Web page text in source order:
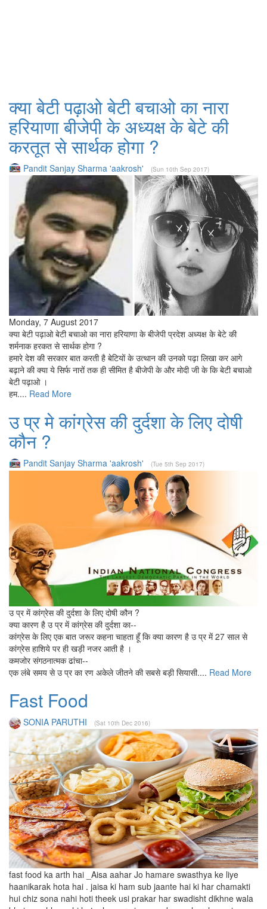
क्या बेटी पढ़ाओ बेटी बचाओ का नारा
हरियाणा बीजेपी के अध्यक्ष के बेटे की
करतूत से सार्थक होगा ?
Pandit Sanjay Sharma 'aakrosh' (Sun 10th Sep 2017)
Monday, 7 August 2017
क्या बेटी पढ़ाओ बेटी बचाओ का नारा हरियाणा के बीजेपी प्रदेश अध्यक्ष के बेटे की
शर्मनाक हरकत से सार्थक होगा ?
हमारे देश की सरकार बात करती है बेटियों के उत्थान की उनको पढ़ा लिखा कर आगे
बढ़ाने की क्या ये सिर्फ नारों तक ही सीमित है बीजेपी के और मोदी जी के कि बेटी बचाओ
बेटी पढ़ाओ ।
हम.... Read More
उ प्र मे कांग्रेस की दुर्दशा के लिए दोषी
कौन ?
Pandit Sanjay Sharma 'aakrosh' (Tue 5th Sep 2017)
उ प्र में कांग्रेस की दुर्दशा के लिए दोषी कौन ?
क्या कारण है उ प्र में कांग्रेस की दुर्दशा का--
कांग्रेस के लिए एक बात जरूर कहना चाहता हूँ कि क्या कारण है उ प्र में 27 साल से
कांग्रेस हाशिये पर ही खड़ी नजर आती है ।
कमजोर संगठनात्मक ढांचा--
एक लंबे समय से उ प्र का रण अकेले जीतने की सबसे बड़ी सियासी.... Read More
Fast Food
SONIA PARUTHI (Sat 10th Dec 2016)
fast food ka arth hai _Aisa aahar Jo hamare swasthya ke liye
haanikarak hota hai . jaisa ki ham sub jaante hai ki har chamakti
hui chiz sona nahi hoti theek usi prakar har swadisht dikhne wala